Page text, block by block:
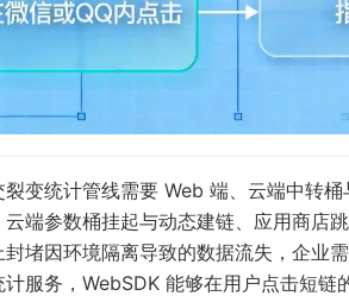
变统计管线需要 Web 端、云端中转
端参数桶挂起与动态建链、应用商店
封堵因环境隔离导致的数据流失，企业
计服务 ，WebSDK 能够在用户点击短